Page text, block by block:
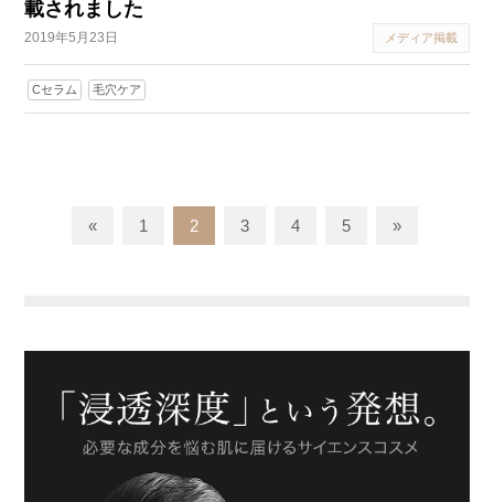
載されました
2019年5月23日 メディア掲載
Cセラム 毛穴ケア
« 1 2 3 4 5 »